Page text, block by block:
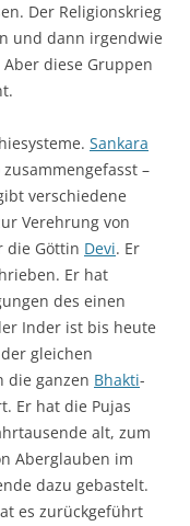
Der Religionskrieg
und dann irgendwie
diese Gruppen
Sankara
–
verschiedene
Verehrung von
die Göttin Devi. Er
Er hat
des einen
Inder ist bis heute
gleichen
die ganzen Bhakti-
Er hat die Pujas
alt, zum
Aberglauben im
dazu gebastelt.
es zurückgeführt